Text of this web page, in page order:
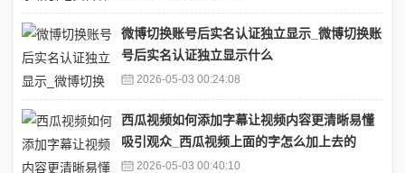
微博切换账号后实名认证独立显示_微博切换账
号后实名认证独立显示什么
2026-05-03 00:24:08
西瓜视频如何添加字幕让视频内容更清晰易懂
吸引观众_西瓜视频上面的字怎么加上去的
2026-05-03 00:40:10